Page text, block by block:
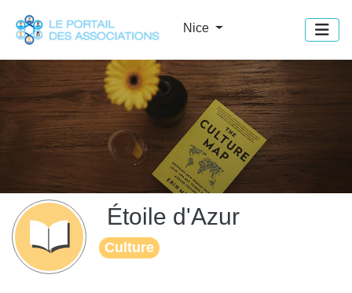
Nice
Étoile d'Azur
Culture